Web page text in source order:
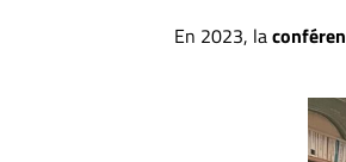
En 2023, la